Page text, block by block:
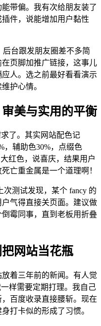
带偏。我有次给朋友装了
件，说能增加用户黏性
后台跟发朋友圈差不多简
页脚加推广链接，这事儿
人。选之前最好看看演示
护心情。
美与实用的平衡
了。其实网站配色记
，辅助色30%，点缀色
红色，说喜庆，结果用户
亡重金属是一个道理啊！
测试发现，某个 fancy 的
气得直接关页面。建议做
霉同事，直到老板用折叠
网站当花瓶
着三年前的新闻。有人觉
样需要定期打理。我自己
百度收录直接腰斩。现在
打卡似的形成了习惯。